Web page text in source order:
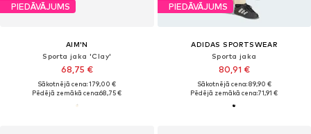
PIEDĀVĀJUMS
AIM'N
Sporta jaka 'Clay'
68,75 €
Sākotnējā cena: 179,00 €
Pēdējā zemākā cena:68,75 €
PIEDĀVĀJUMS
ADIDAS SPORTSWEAR
Sporta jaka
80,91 €
Sākotnējā cena: 89,90 €
Pēdējā zemākā cena:71,91 €